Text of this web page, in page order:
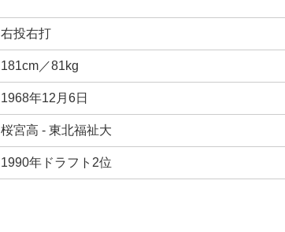
右投右打
181cm／81kg
1968年12月6日
桜宮高 - 東北福祉大
1990年ドラフト2位